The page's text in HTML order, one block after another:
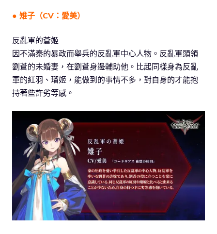
● 雉子（CV：愛美）
反亂軍的蒼姬
因不滿秦的暴政而舉兵的反亂軍中心人物。反亂軍頭領
劉蒼的未婚妻，在劉蒼身邊輔助他。比起同樣身為反亂
軍的紅羽、瑠姬，能做到的事情不多，對自身的才能抱
持著些許劣等感。